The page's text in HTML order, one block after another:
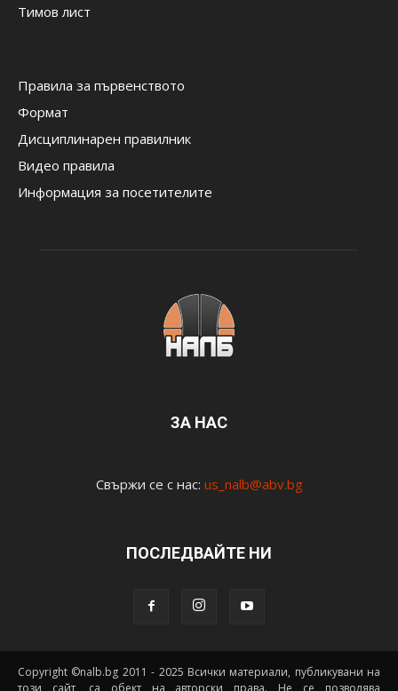
Тимов лист
Правила за първенството
Формат
Дисциплинарен правилник
Видео правила
Информация за посетителите
ЗА НАС
Свържи се с нас: us_nalb@abv.bg
ПОСЛЕДВАЙТЕ НИ
Copyright ©nalb.bg 2011 - 2025 Всички материали, публикувани на
този сайт, са обект на авторски права. Не се позволява